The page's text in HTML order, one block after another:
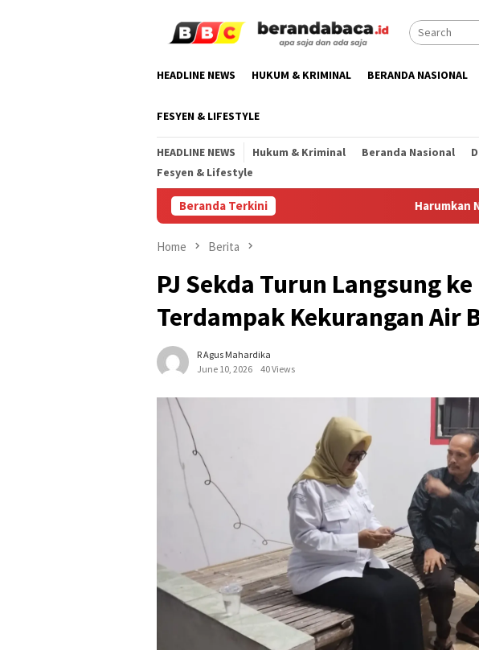
HEADLINE NEWS HUKUM & KRIMINAL BERANDA NASIONAL
FESYEN & LIFESTYLE
HEADLINE NEWS Hukum & Kriminal Beranda Nasional
Fesyen & Lifestyle
Beranda Terkini Harumkan Nama
Home Berita
PJ Sekda Turun Langsung
Terdampak Kekurangan Air
R Agus Mahardika
June 10, 2026
40 Views